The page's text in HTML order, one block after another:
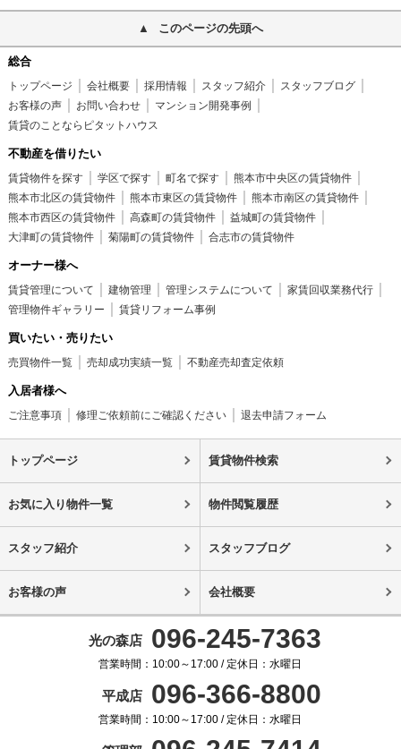
このページの先頭へ
総合
トップページ 会社概要 採用情報 スタッフ紹介
スタッフブログ
お客様の声
お問い合わせ
マンション開発事例
賃貸のことならピタットハウス
不動産を借りたい
賃貸物件を探す 学区で探す 町名で探す
熊本市中央区の賃貸物件
熊本市北区の賃貸物件
熊本市東区の賃貸物件
熊本市南区の賃貸物件
熊本市西区の賃貸物件
高森町の賃貸物件
益城町の賃貸物件
大津町の賃貸物件
菊陽町の賃貸物件 合志市の賃貸物件
オーナー様へ
賃貸管理について 建物管理 管理システムについて
家賃回収業務代行
管理物件ギャラリー
賃貸リフォーム事例
買いたい・売りたい
売買物件一覧 売却成功実績一覧 不動産売却査定依頼
入居者様へ
ご注意事項 修理ご依頼前にご確認ください 退去申請フォーム
トップページ 賃貸物件検索
お気に入り物件一覧 物件閲覧履歴
スタッフ紹介 スタッフブログ
お客様の声 会社概要
光の森店 096-245-7363
営業時間：10:00～17:00 / 定休日：水曜日
平成店 096-366-8800
営業時間：10:00～17:00 / 定休日：水曜日